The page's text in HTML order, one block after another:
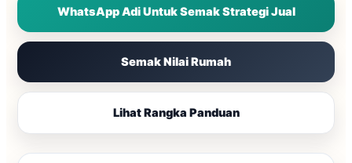
WhatsApp Adi Untuk Semak Strategi Jual
Semak Nilai Rumah
Lihat Rangka Panduan